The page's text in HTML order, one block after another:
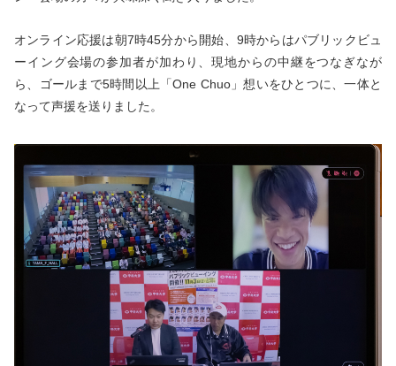
オンライン応援は朝7時45分から開始、9時からはパブリックビュ
ーイング会場の参加者が加わり、現地からの中継をつなぎなが
ら、ゴールまで5時間以上「One Chuo」想いをひとつに、一体と
なって声援を送りました。